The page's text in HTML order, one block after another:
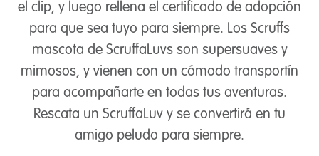
el clip, y luego rellena el certificado de adopción
para que sea tuyo para siempre. Los Scruffs
mascota de ScruffaLuvs son supersuaves y
mimosos, y vienen con un cómodo transportín
para acompañarte en todas tus aventuras.
Rescata un ScruffaLuv y se convertirá en tu
amigo peludo para siempre.